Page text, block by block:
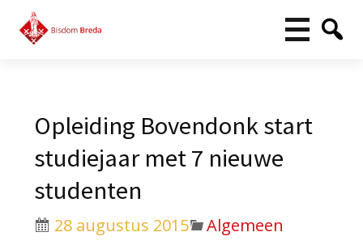
Opleiding Bovendonk start
studiejaar met 7 nieuwe
studenten
28 augustus 2015 Algemeen